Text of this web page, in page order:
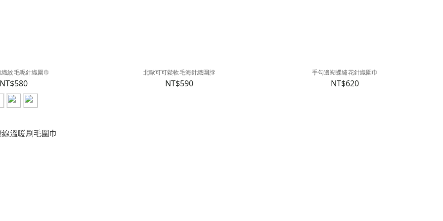
紋毛呢針織圍巾
NT$580
北歐可可鬆軟毛海針織圍脖
NT$590
手勾邊蝴蝶繡花針織圍巾
NT$620